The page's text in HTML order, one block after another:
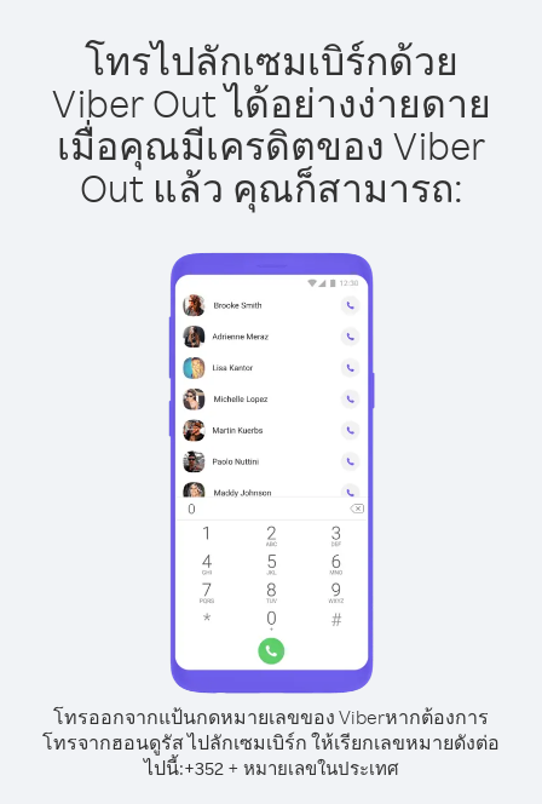
โทรไปลักเซมเบิร์กด้วย
Viber Out ได้อย่างง่ายดาย
เมื่อคุณมีเครดิตของ Viber
Out แล้ว คุณก็สามารถ:
โทรออกจากแป้นกดหมายเลขของ Viberหากต้องการ
โทรจากฮอนดูรัส ไปลักเซมเบิร์ก ให้เรียกเลขหมายดังต่อ
ไปนี้:+352+ หมายเลขในประเทศ